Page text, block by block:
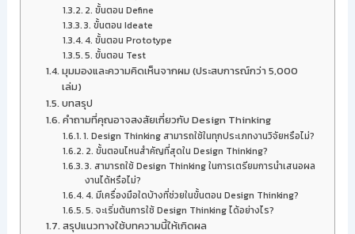
2. ขั้นตอน Define
3. ขั้นตอน Ideate
4. ขั้นตอน Prototype
5. ขั้นตอน Test
มุมมองและความคิดเห็นจากผม (ประสบการณ์กว่า 5,000
เล่ม)
บทสรุป
คำถามที่คุณอาจสงสัยเกี่ยวกับ Design Thinking
1. Design Thinking สามารถใช้ในทุกประเภทงานวิจัยหรือไม่?
2. ขั้นตอนไหนสำคัญที่สุดใน Design Thinking?
3. สามารถใช้ Design Thinking ในการเตรียมการนำเสนอผล
งานได้หรือไม่?
4. มีเครื่องมือใดบ้างที่ช่วยในขั้นตอน Design Thinking?
5. จะเริ่มต้นการใช้ Design Thinking ได้อย่างไร?
สรุปแนวทางใช้บทความนี้ให้เกิดผล